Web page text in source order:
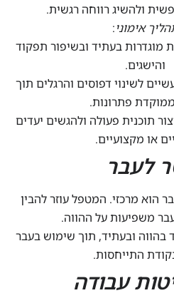
ולהשיג רווחה רגשית.
אימוני:
בעתיד ובשיפור תפקוד
והישגים.
לשינוי דפוסים והרגלים תוך
פתרונות.
תוכנית פעולה ולהגשים יעדים
או מקצועיים.
לעבר
הוא מרכזי. המטפל עוזר להבין
משפיעות על ההווה.
ובעתיד, תוך שימוש בעבר
התייחסות.
עבודה